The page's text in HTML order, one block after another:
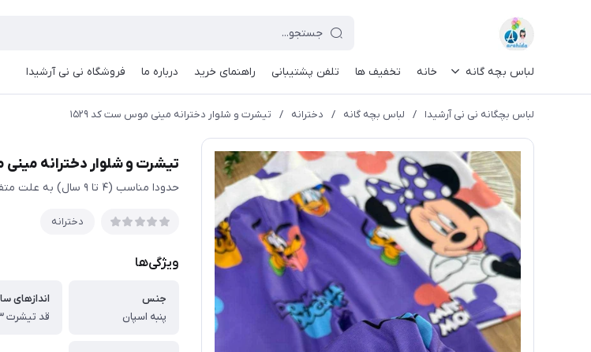
لباس بچه گانه خانه تخفیف ها تلفن پشتیبانی راهنمای خرید درباره ما فروشگاه نی نی آرشیدا
لباس بچگانه نی نی آرشیدا / لباس بچه گانه / دخترانه / تیشرت و شلوار دخترانه مینی موس ست کد ۱۵۲۹
تیشرت و شلوار دخترانه مینی
حدودا مناسب (۴ تا ۹ سال) به علت متفاوت بودن قواره تولیدی ها حتمی اندازها چک شود
دخترانه
ویژگی‌ها
جنس
پنبه اسپان
اندازهای سایز